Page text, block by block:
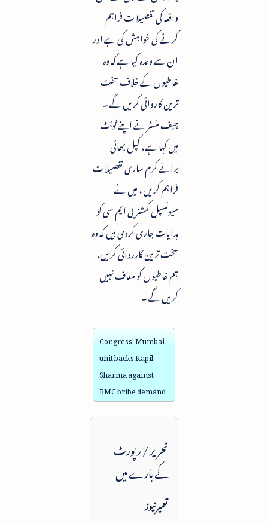
واقعہ کی تفصیلا ت فراہم
کرنے کی خواہش کی ہے اور
ان سے وعدہ کیا ہے کہ وہ
خاطیوں کے خلاف سخت
ترین کاروائی کریں گے ۔
چیف منسٹر نے اپنے ٹوئٹ
میں کہا ہے ، کپل بھائی
برائے کرم ساری تفصیلا ت
فراہم کریں ، میں نے
میونسپل کمشنر بی ایم سی کو
ہدایات جاری کردی ہیں کہ وہ
سخت ترین کارروائی کریں،
ہم خاطیوں کو معاف نہیں
کریں گے ۔
Congress' Mumbai
unit backs Kapil
Sharma against
BMC bribe demand
تحریر / رپورٹ
کے بارے میں
تعمیرنیوز